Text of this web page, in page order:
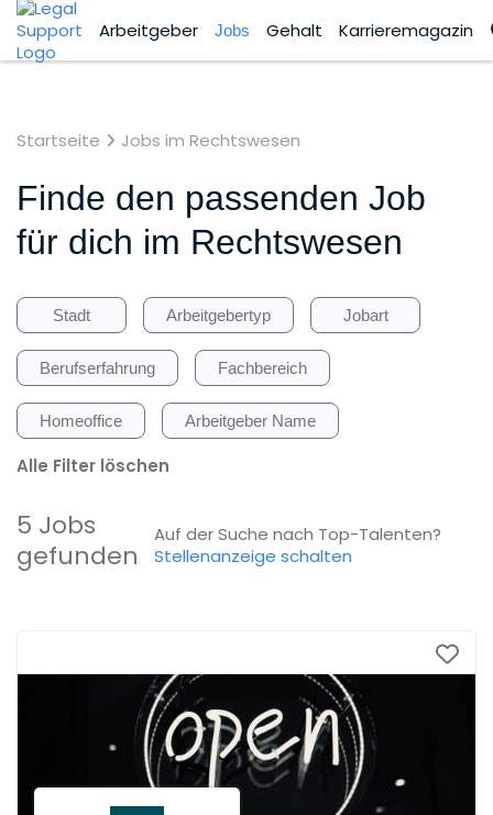
Arbeitgeber Jobs Gehalt Karrieremagazin
Startseite Jobs im Rechtswesen
Finde den passenden Job
für dich im Rechtswesen
Stadt Arbeitgebertyp Jobart
Berufserfahrung Fachbereich
Homeoffice Arbeitgeber Name
Alle Filter löschen
5 Jobs
gefunden
Auf der Suche nach Top-Talenten?
Stellenanzeige schalten